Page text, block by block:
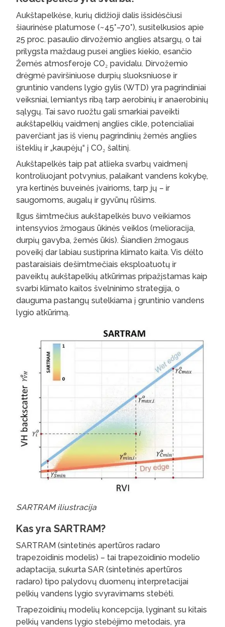
Aukštapelkėse, kurių didžioji dalis išsidėsčiusi
šiaurinėse platumose (~45°–70°), susitelkusios apie
25 proc. pasaulio dirvožemio anglies atsargų, o tai
prilygsta maždaug pusei anglies kiekio, esančio
Žemės atmosferoje CO₂ pavidalu. Dirvožemio
drėgmė paviršiniuose durpių sluoksniuose ir
gruntinio vandens lygio gylis (WTD) yra pagrindiniai
veiksniai, lemiantys ribą tarp aerobinių ir anaerobinių
sąlygų. Tai savo ruožtu gali smarkiai paveikti
aukštapelkių vaidmenį anglies cikle, potencialiai
paverčiant jas iš vienų pagrindinių žemės anglies
išteklių ir „kaupėjų“ į CO₂ šaltinį.
Aukštapelkės taip pat atlieka svarbų vaidmenį
kontroliuojant potvynius, palaikant vandens kokybę,
yra kertinės buveinės įvairioms, tarp jų – ir
saugomoms, augalų ir gyvūnų rūšims.
Ilgus šimtmečius aukštapelkės buvo veikiamos
intensyvios žmogaus ūkinės veiklos (melioracija,
durpių gavyba, žemės ūkis). Šiandien žmogaus
poveikį dar labiau sustiprina klimato kaita. Vis dėlto
pastaraisiais dešimtmečiais eksploatuotų ir
paveiktų aukštapelkių atkūrimas pripažįstamas kaip
svarbi klimato kaitos švelninimo strategija, o
dauguma pastangų sutelkiama į gruntinio vandens
lygio atkūrimą.
SARTRAM iliustracija
Kas yra SARTRAM?
SARTRAM (sintetinės apertūros radaro
trapezoidinis modelis) – tai trapezoidinio modelio
adaptacija, sukurta SAR (sintetinės apertūros
radaro) tipo palydovų duomenų interpretacijai
pelkių vandens lygio svyravimams stebėti.
Trapezoidinių modelių koncepcija, lyginant su kitais
pelkių vandens lygio stebėjimo metodais, yra